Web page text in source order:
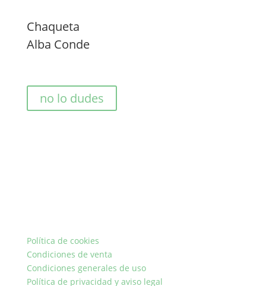
Chaqueta
Alba Conde
no lo dudes
Política de cookies
Condiciones de venta
Condiciones generales de uso
Política de privacidad y aviso legal